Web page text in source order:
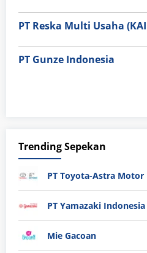
PT Gunze Indonesia
Trending Sepekan
PT Toyota-Astra Motor
PT Yamazaki Indonesia
Mie Gacoan